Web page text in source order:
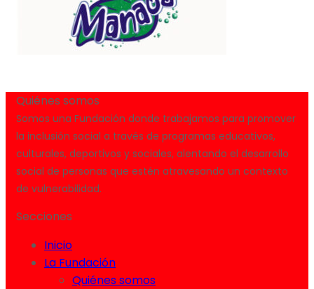
Quiénes somos
Somos una Fundación donde trabajamos para promover
la inclusión social a través de programas educativos,
culturales, deportivos y sociales, alentando el desarrollo
social de personas que estén atravesando un contexto
de vulnerabilidad.
Secciones
Inicio
La Fundación
Quiénes somos